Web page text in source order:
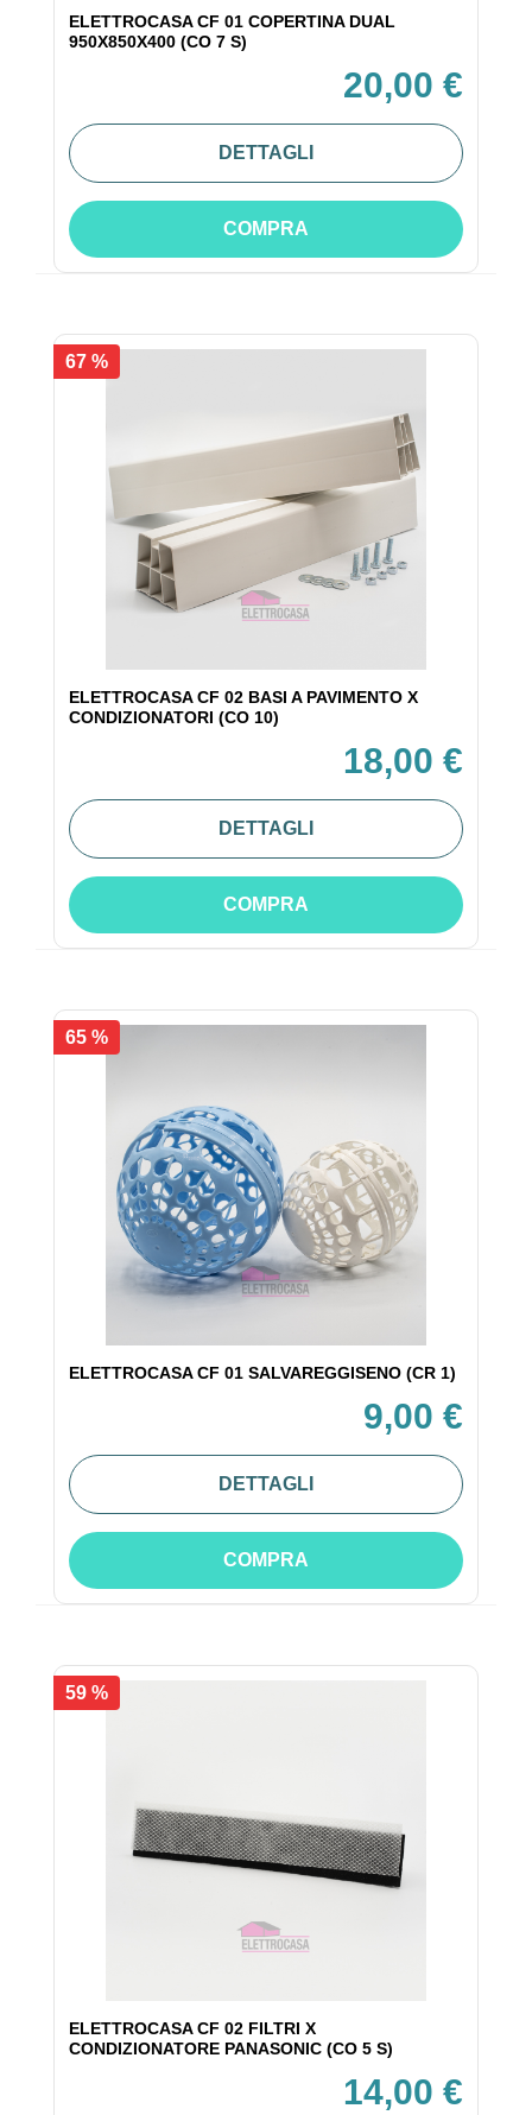
ELETTROCASA CF 01 COPERTINA DUAL
950X850X400 (CO 7 S)
20,00 €
DETTAGLI
COMPRA
67 %
ELETTROCASA CF 02 BASI A PAVIMENTO X
CONDIZIONATORI (CO 10)
18,00 €
DETTAGLI
COMPRA
65 %
ELETTROCASA CF 01 SALVAREGGISENO (CR 1)
9,00 €
DETTAGLI
COMPRA
59 %
ELETTROCASA CF 02 FILTRI X
CONDIZIONATORE PANASONIC (CO 5 S)
14,00 €